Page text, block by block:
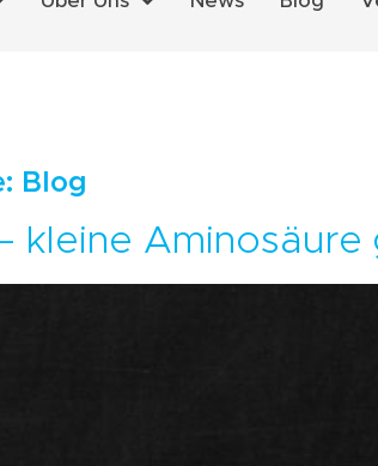
Expertenmeinungen
Blog
kleine Aminosäure